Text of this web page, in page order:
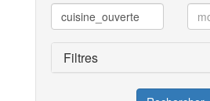
Filtres